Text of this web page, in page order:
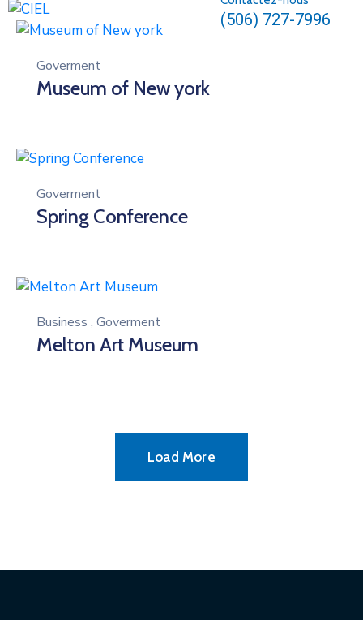
(506) 727-7996
Goverment
Museum of New york
Goverment
Spring Conference
Business , Goverment
Melton Art Museum
Load More